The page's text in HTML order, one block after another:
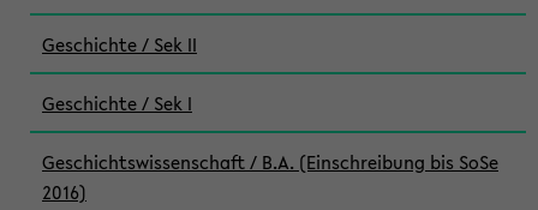
Geschichte / Sek II
Geschichte / Sek I
Geschichtswissenschaft / B.A. (Einschreibung bis SoSe
2016)